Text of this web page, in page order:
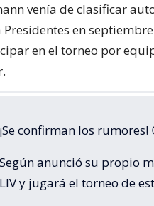
venía de clasificar
Presidentes en
en el torneo por
¡Se confirman los rumores!
Según anunció su propio
LIV y jugará el torneo de